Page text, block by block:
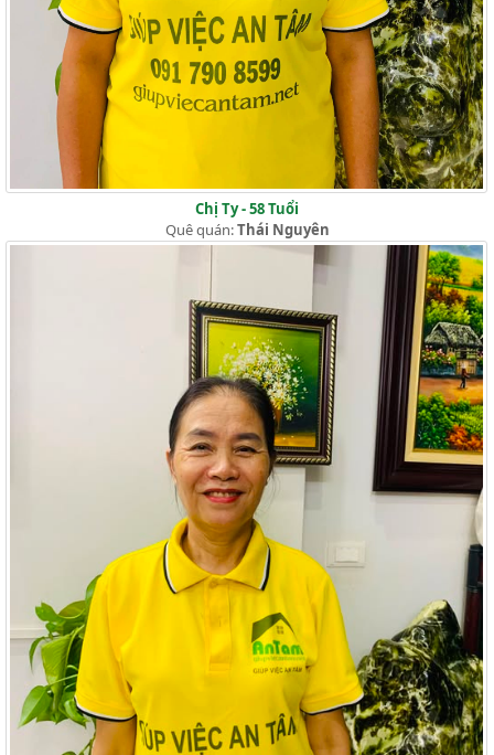
Chị Ty - 58 Tuổi
Quê quán:Thái Nguyên